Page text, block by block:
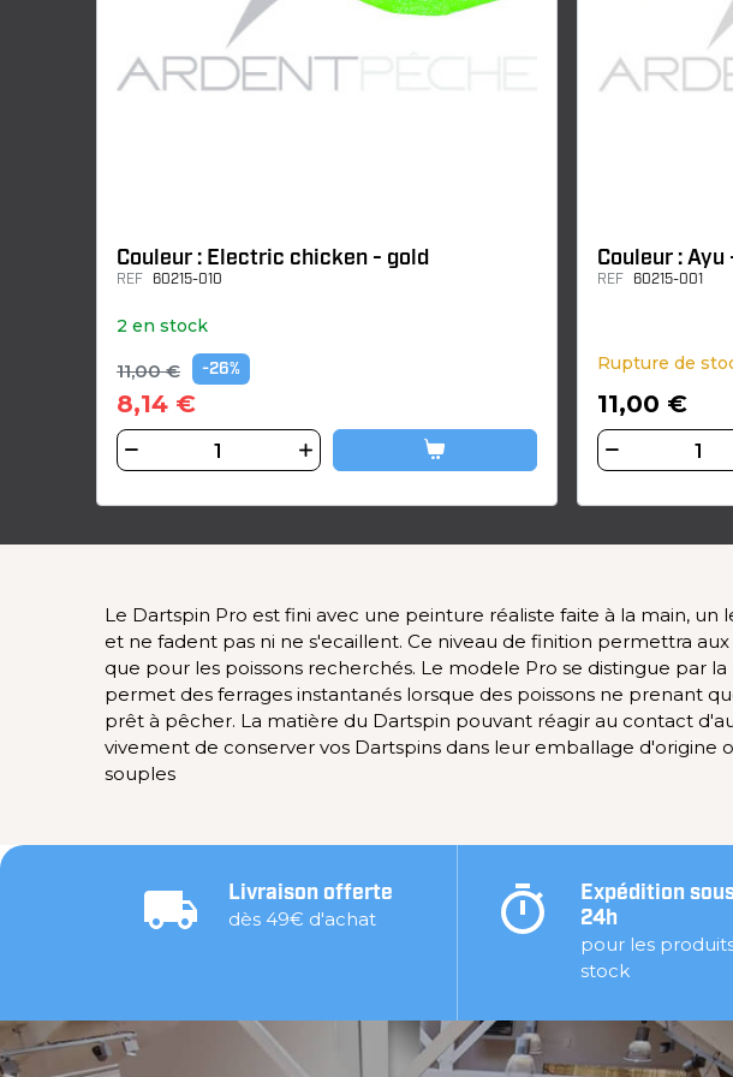
Couleur : Electric chicken - gold
REF 60215-010
2 en stock
11,00 € -26%
8,14 €
Couleur : Ayu
REF 60215-001
Rupture de
11,00 €
Le Dartspin Pro est fini avec une peinture réaliste faite à la main,
et ne fadent pas ni ne s'ecaillent. Ce niveau de finition permettra
que pour les poissons recherchés. Le modele Pro se distingue par
permet des ferrages instantanés lorsque des poissons ne prenant
prêt à pêcher. La matière du Dartspin pouvant réagir au contact
vivement de conserver vos Dartspins dans leur emballage
souples
Livraison offerte
dès 49€ d'achat
Expédition
24h
pour les
stock